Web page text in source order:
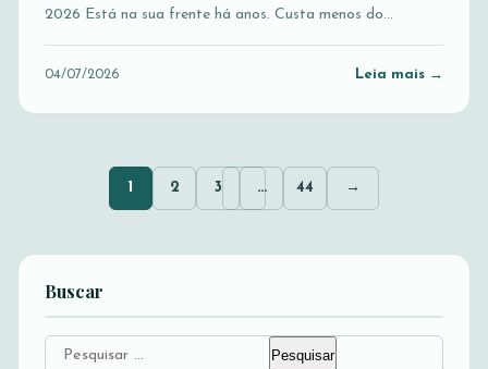
2026 Está na sua frente há anos. Custa menos do…
04/07/2026 Leia mais →
1 2 3 … 44 →
Buscar
Pesquisar